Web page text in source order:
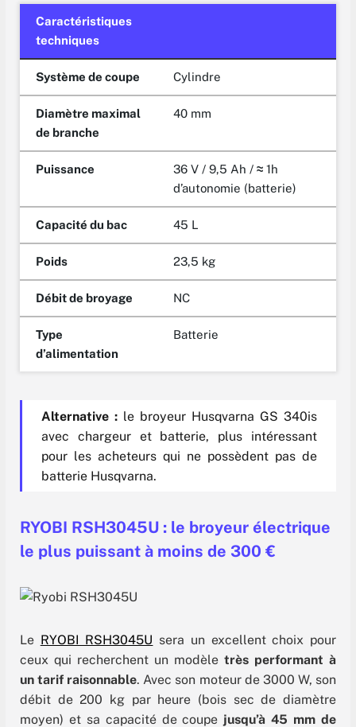
Caractéristiques
techniques
Système de coupe Cylindre
Diamètre maximal
de branche
40 mm
Puissance 36 V / 9,5 Ah / ≈ 1h
d’autonomie (batterie)
Capacité du bac 45 L
Poids 23,5 kg
Débit de broyage NC
Type
d’alimentation
Batterie
Alternative :le broyeur Husqvarna GS 340is
avec chargeur et batterie, plus intéressant
pour les acheteurs qui ne possèdent pas de
batterie Husqvarna.
RYOBI RSH3045U : le broyeur électrique
le plus puissant à moins de 300 €
Le RYOBI RSH3045U sera un excellent choix pour
ceux qui recherchent un modèle très performant à
un tarif raisonnable. Avec son moteur de 3000 W, son
débit de 200 kg par heure (bois sec de diamètre
moyen) et sa capacité de coupe jusqu’à 45 mm de